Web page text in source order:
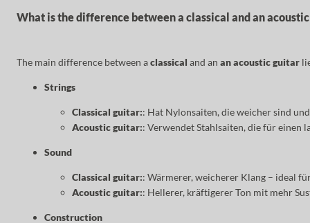
What is the difference between a classical and an
The main difference between aclassical and an an acoustic guitar
Strings
Classical guitar:: Hat Nylonsaiten, die weicher sind
Acoustic guitar:: Verwendet Stahlsaiten, die für einen
Sound
Classical guitar:: Wärmerer, weicherer Klang – ideal
Acoustic guitar:: Hellerer, kräftigerer Ton mit mehr
Construction